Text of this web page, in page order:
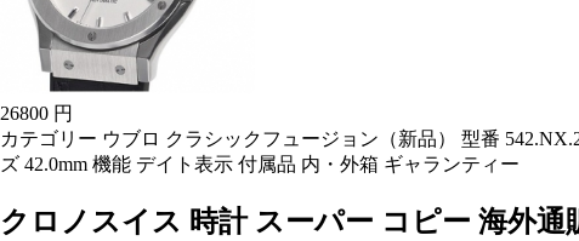
26800 円
カテゴリー ウブロ クラシックフュージョン（新品） 型番
ズ 42.0mm 機能 デイト表示 付属品 内・外箱 ギャランティー
クロノスイス 時計 スーパー コピー 海外通